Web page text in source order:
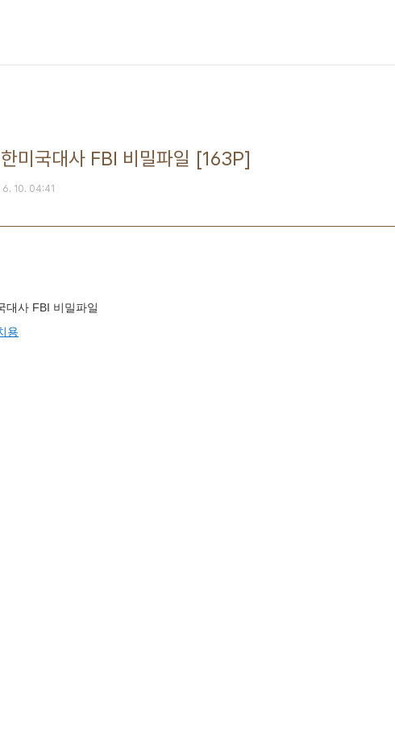
미국대사 FBI 비밀파일 [163P]
6. 10. 04:41
대사 FBI 비밀파일
용